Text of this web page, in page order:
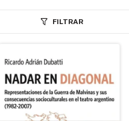
FILTRAR